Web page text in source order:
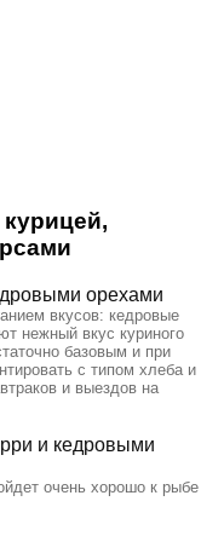
орехами
вкусов: кедровые
нежный вкус куриного
базовым и при
с типом хлеба и
и выездов на
и кедровыми
очень хорошо к рыбе